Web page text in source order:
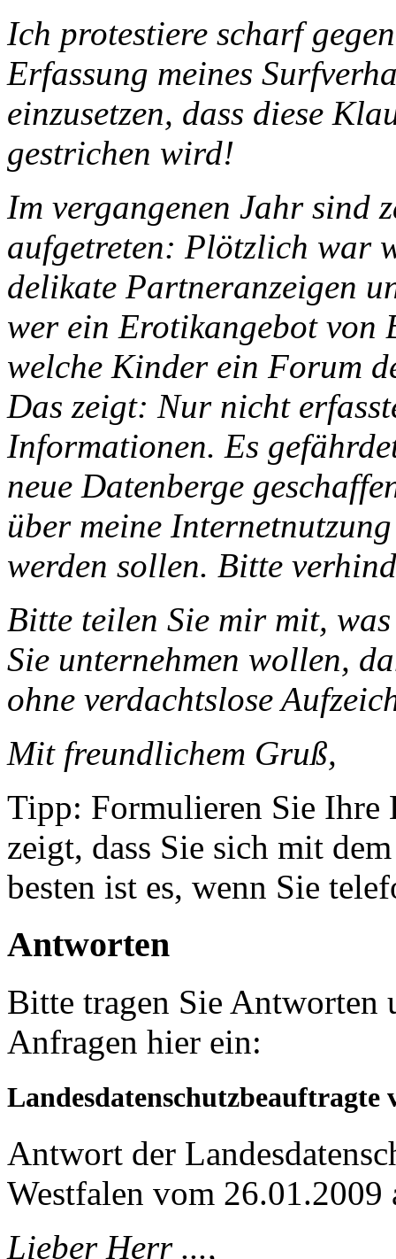
Ich protestiere scharf
Erfassung meines
einzusetzen, dass diese
gestrichen wird!
Im vergangenen Jahr sind
aufgetreten: Plötzlich war
delikate Partneranzeigen
wer ein Erotikangebot von
welche Kinder ein Forum
Das zeigt: Nur nicht
Informationen. Es
neue Datenberge
über meine
werden sollen. Bitte
Bitte teilen Sie mir mit,
Sie unternehmen wollen,
ohne verdachtslose
Mit freundlichem Gruß,
Tipp: Formulieren Sie Ihre
zeigt, dass Sie sich mit
besten ist es, wenn Sie
Antworten
Bitte tragen Sie Antworten
Anfragen hier ein:
Antwort der
Westfalen vom
Lieber Herr ...,